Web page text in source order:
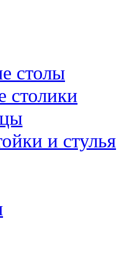
столы
столики
и стулья